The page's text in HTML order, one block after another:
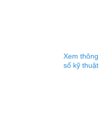
Xem thông
số kỹ thuật